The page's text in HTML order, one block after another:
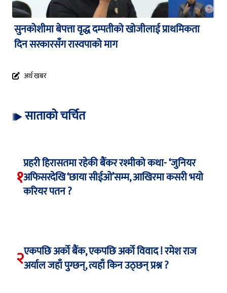
सुनकोशीमा बेपत्ता वृद्ध दम्पतीको खोजीलाई प्राथमिकता
दिन सरकारसँग रास्वपाको माग
अर्थ खबर
साताको चर्चित
१
प्रहरी हिरासतमा रहेकी बैंकर रश्मीको कथा- ‘जुनियर
अफिसरदेखि ‘छाया सीईओ’सम्म, आखिरमा कसरी भयो
करियर पतन ?
२एकपछि अर्को बैंक, एकपछि अर्को विवाद ! रमेश राज
अर्याल जहाँ पुग्छन्, त्यहाँ किन उठ्छन् प्रश्न ?